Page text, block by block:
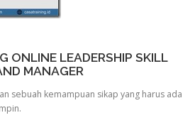
ONLINE LEADERSHIP SKILL
MANAGER
sebuah kemampuan sikap yang harus ada